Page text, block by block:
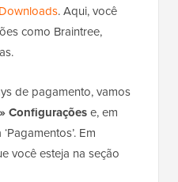
. Aqui, você
como Braintree,
de pagamento, vamos
Configuraçõese, em
Em
você esteja na seção